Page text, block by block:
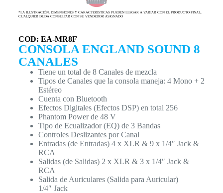
*LA ILUSTRACIÓN, DIMENSIONES Y CARACTERISTICAS PUEDEN LLEGAR A VARIAR CON EL PRODUCTO FINAL,
CUALQUIER DUDA CONSULTAR CON SU VENDEDOR ASIGNADO
COD: EA-MR8F
CONSOLA ENGLAND SOUND 8
CANALES
Tiene un total de 8 Canales de mezcla
Tipos de Canales que la consola maneja: 4 Mono + 2
Estéreo
Cuenta con Bluetooth
Efectos Digitales (Efectos DSP) en total 256
Phantom Power de 48 V
Tipo de Ecualizador (EQ) de 3 Bandas
Controles Deslizantes por Canal
Entradas (de Entradas) 4 x XLR & 9 x 1/4″ Jack &
RCA
Salidas (de Salidas) 2 x XLR & 3 x 1/4″ Jack &
RCA
Salida de Auriculares (Salida para Auricular)
1/4″ Jack